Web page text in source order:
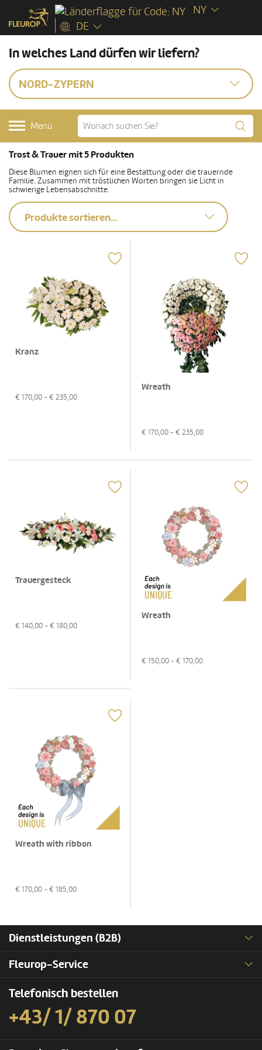
NY
DE
In welches Land dürfen wir liefern?
NORD-ZYPERN
Menü
Trost & Trauer mit 5 Produkten
Diese Blumen eignen sich für eine Bestattung oder die trauernde
Familie. Zusammen mit tröstlichen Worten bringen sie Licht in
schwierige Lebensabschnitte.
Produkte sortieren...
Kranz
€ 170,00 - € 235,00
Wreath
€ 170,00 - € 235,00
Trauergesteck
€ 140,00 - € 180,00
Wreath
€ 150,00 - € 170,00
Wreath with ribbon
€ 170,00 - € 185,00
Dienstleistungen (B2B)
Fleurop-Service
Telefonisch bestellen
+43/ 1/ 870 07